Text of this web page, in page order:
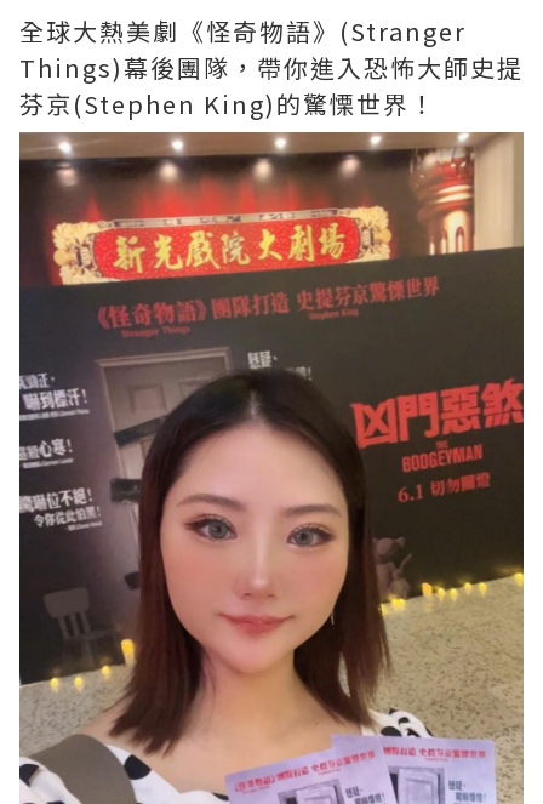
全球大熱美劇《怪奇物語》(Stranger
Things)幕後團隊，帶你進入恐怖大師史提
芬京(Stephen King)的驚慄世界！